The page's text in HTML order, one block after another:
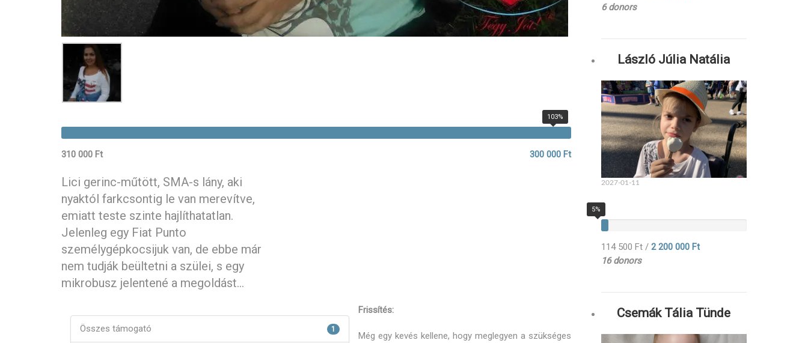
103%
310 000 Ft 300 000 Ft
Lici gerinc-műtött, SMA-s lány, aki
nyaktól farkcsontig le van merevítve,
emiatt teste szinte hajlíthatatlan.
Jelenleg egy Fiat Punto
személygépkocsijuk van, de ebbe már
nem tudják beültetni a szülei, s egy
mikrobusz jelentené a megoldást...
Összes támogató 1
Frissítés:
Még egy kevés kellene, hogy meglegyen a szükséges
6 donors
László Júlia Natália
2027-01-11
5%
114 500 Ft/ 2 200 000 Ft
16 donors
Csemák Tália Tünde